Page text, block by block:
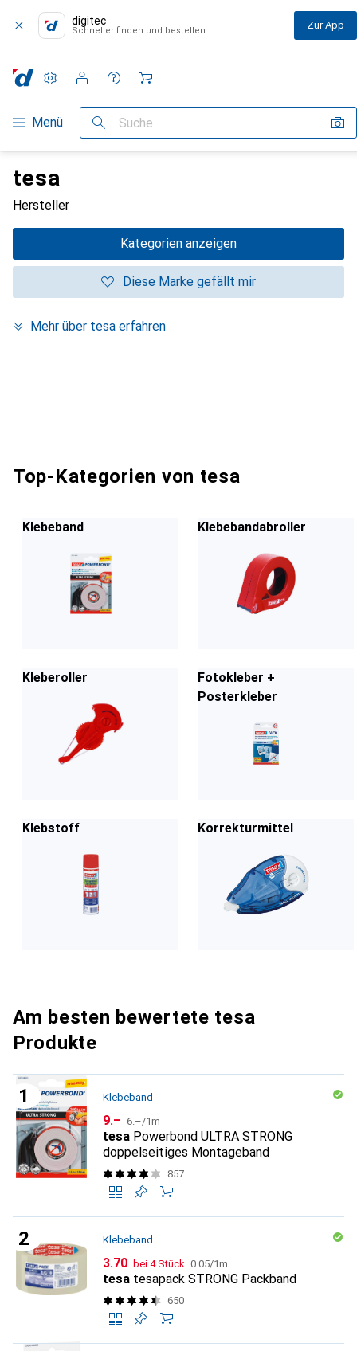
digitec
Schneller finden und bestellen Zur App
Navigation nach Kategorien
Menü Suche
Einstellungen
Kundenkonto
Vergleichslisten
Merklisten
Warenkorb
tesa
Hersteller
Kategorien anzeigen
Diese Marke gefällt mir
Mehr über tesa erfahren
Top-Kategorien von tesa
Klebeband Klebebandabroller
Kleberoller
Fotokleber +
Posterkleber
Klebstoff Korrekturmittel
Am besten bewertete tesa
Produkte
Klebeband
CHF
9.– CHF
6.–/1m
tesa Powerbond ULTRA STRONG
doppelseitiges Montageband
857
Klebeband
CHF
3.70 bei 4 Stück CHF
0.05/1m
tesa tesapack STRONG Packband
650